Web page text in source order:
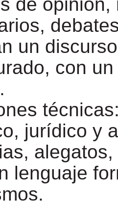
un
con
jurídico y
lenguaje